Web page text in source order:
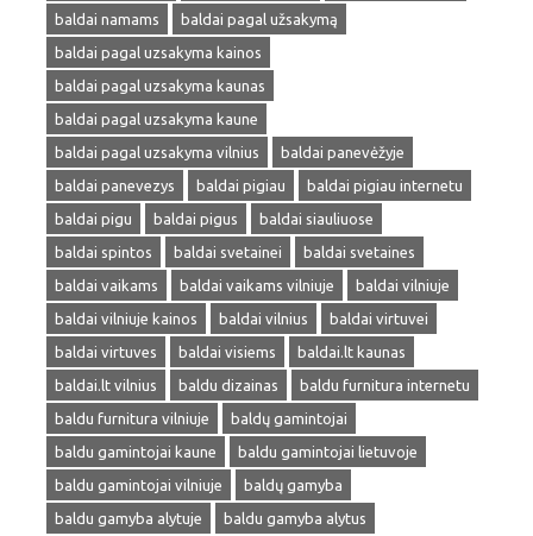
baldai namams
baldai pagal užsakymą
baldai pagal uzsakyma kainos
baldai pagal uzsakyma kaunas
baldai pagal uzsakyma kaune
baldai pagal uzsakyma vilnius
baldai panevėžyje
baldai panevezys
baldai pigiau
baldai pigiau internetu
baldai pigu
baldai pigus
baldai siauliuose
baldai spintos
baldai svetainei
baldai svetaines
baldai vaikams
baldai vaikams vilniuje
baldai vilniuje
baldai vilniuje kainos
baldai vilnius
baldai virtuvei
baldai virtuves
baldai visiems
baldai.lt kaunas
baldai.lt vilnius
baldu dizainas
baldu furnitura internetu
baldu furnitura vilniuje
baldų gamintojai
baldu gamintojai kaune
baldu gamintojai lietuvoje
baldu gamintojai vilniuje
baldų gamyba
baldu gamyba alytuje
baldu gamyba alytus